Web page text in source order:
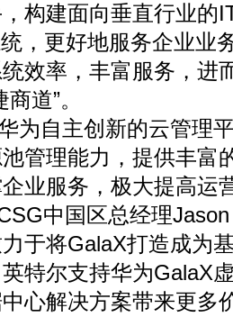
构建面向垂直行业的
，更好地服务企业业
效率，丰富服务，进
道”。
自主创新的云管理平
管理能力，提供丰富
业服务，极大提高运
中国区总经理
于将GalaX打造成为
特尔支持华为GalaX
心解决方案带来更多